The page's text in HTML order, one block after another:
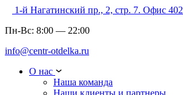
1-й Нагатинский пр., 2, стр. 7. Офис 402
Пн-Вс: 8:00 — 22:00
info@centr-otdelka.ru
О нас
Наша команда
Наши клиенты и партнеры